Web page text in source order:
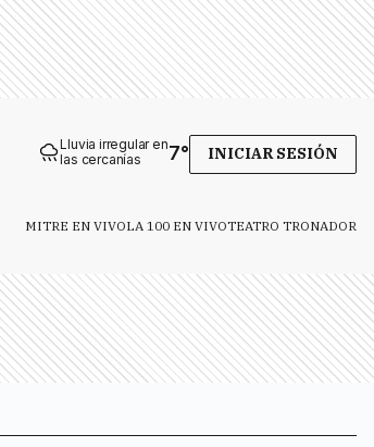
Lluvia irregular en
las cercanías
7° INICIAR SESIÓN
MITRE EN VIVOLA 100 EN VIVOTEATRO TRONADOR